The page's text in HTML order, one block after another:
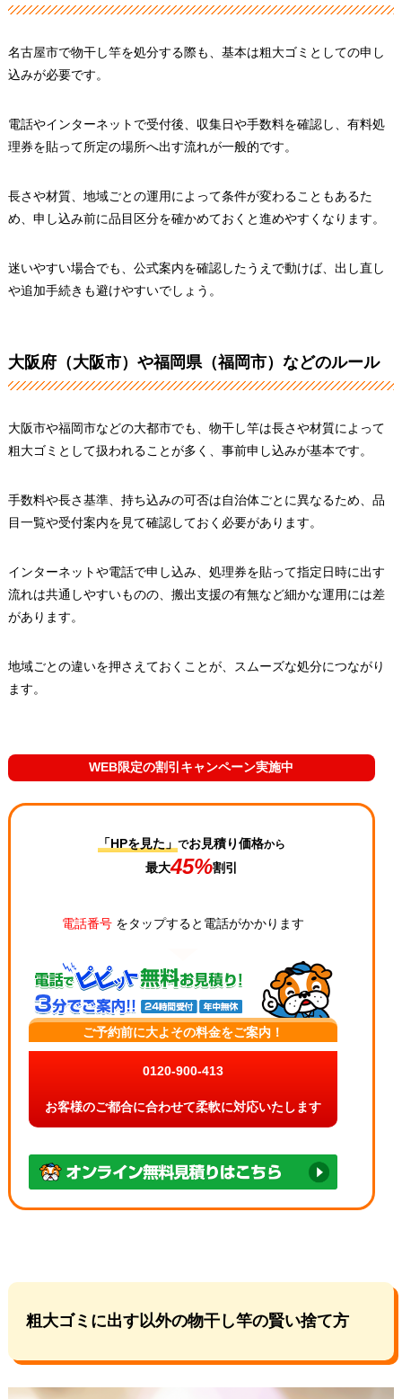
名古屋市で物干し竿を処分する際も、基本は粗大ゴミとしての申し
込みが必要です。
電話やインターネットで受付後、収集日や手数料を確認し、有料処
理券を貼って所定の場所へ出す流れが一般的です。
長さや材質、地域ごとの運用によって条件が変わることもあるた
め、申し込み前に品目区分を確かめておくと進めやすくなります。
迷いやすい場合でも、公式案内を確認したうえで動けば、出し直し
や追加手続きも避けやすいでしょう。
大阪府（大阪市）や福岡県（福岡市）などのルール
大阪市や福岡市などの大都市でも、物干し竿は長さや材質によって
粗大ゴミとして扱われることが多く、事前申し込みが基本です。
手数料や長さ基準、持ち込みの可否は自治体ごとに異なるため、品
目一覧や受付案内を見て確認しておく必要があります。
インターネットや電話で申し込み、処理券を貼って指定日時に出す
流れは共通しやすいものの、搬出支援の有無など細かな運用には差
があります。
地域ごとの違いを押さえておくことが、スムーズな処分につながり
ます。
WEB限定の割引キャンペーン実施中
「HPを見た」 でお見積り価格から
最大45%割引
電話番号 をタップすると電話がかかります
ご予約前に大よその料金をご案内！
0120-900-413
お客様のご都合に合わせて柔軟に対応いたします
粗大ゴミに出す以外の物干し竿の賢い捨て方